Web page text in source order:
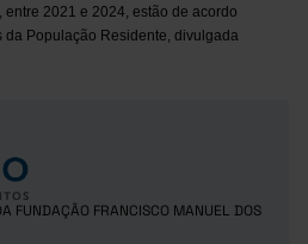
entre 2021 e 2024, estão de acordo
da População Residente, divulgada
FUNDAÇÃO FRANCISCO MANUEL DOS